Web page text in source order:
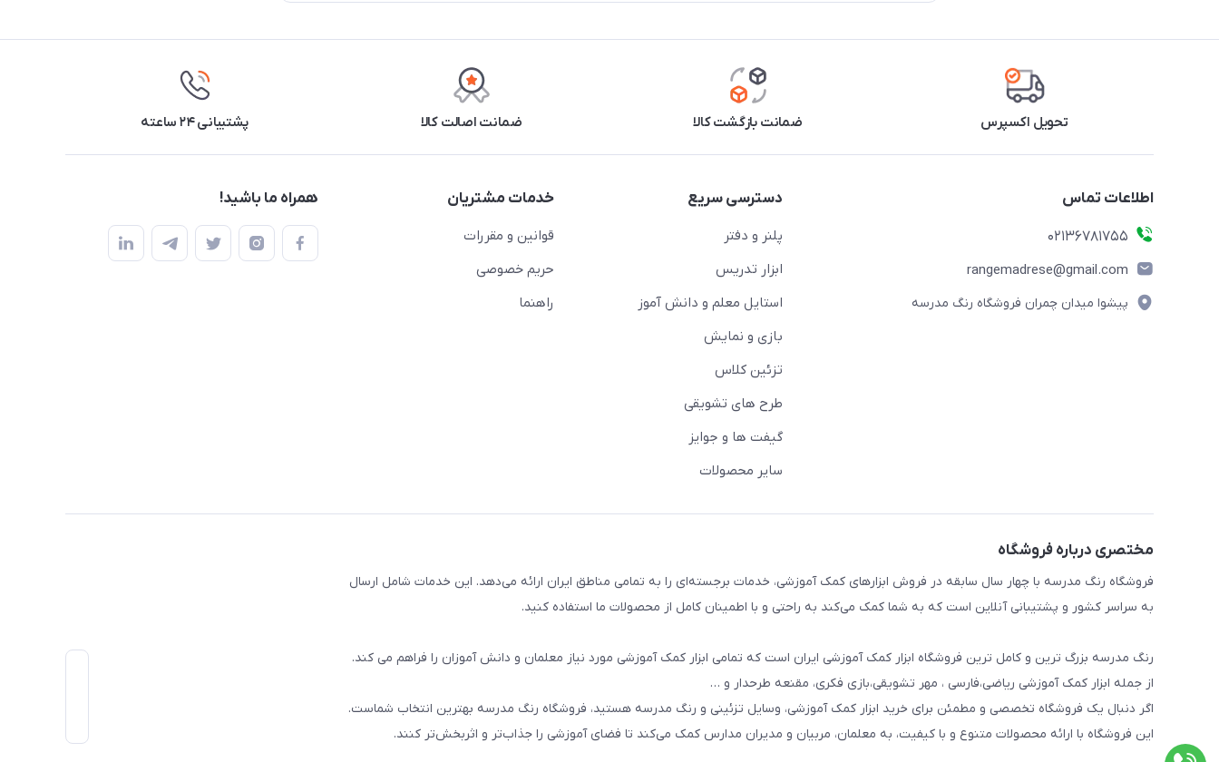
تحویل اکسپرس ضمانت بازگشت کالا ضمانت اصالت کالا پشتیبانی ۲۴ ساعته
اطلاعات تماس
02136781755
rangemadrese@gmail.com
پیشوا میدان چمران فروشگاه رنگ مدرسه
دسترسی سریع
پلنر و دفتر
ابزار تدریس
استایل معلم و دانش آموز
بازی و نمایش
تزئین کلاس
طرح های تشویقی
گیفت ها و جوایز
سایر محصولات
خدمات مشتریان
قوانین و مقررات
حریم خصوصی
راهنما
همراه ما باشید!
مختصری درباره فروشگاه
فروشگاه رنگ مدرسه با چهار سال سابقه در فروش ابزارهای کمک آموزشی، خدمات برجسته‌ای را به تمامی مناطق ایران ارائه می‌دهد. این خدمات شامل ارسال
به سراسر کشور و پشتیبانی آنلاین است که به شما کمک می‌کند به راحتی و با اطمینان کامل از محصولات ما استفاده کنید.
رنگ مدرسه بزرگ ترین و کامل ترین فروشگاه ابزار کمک آموزشی ایران است که تمامی ابزار کمک آموزشی مورد نیاز معلمان و دانش آموزان را فراهم می کند.
از جمله ابزار کمک آموزشی ریاضی،فارسی ، مهر تشویقی،بازی فکری، مقنعه طرحدار و …
اگر دنبال یک فروشگاه تخصصی و مطمئن برای خرید ابزار کمک آموزشی، وسایل تزئینی و رنگ مدرسه هستید، فروشگاه رنگ مدرسه بهترین انتخاب شماست.
این فروشگاه با ارائه محصولات متنوع و با کیفیت، به معلمان، مربیان و مدیران مدارس کمک می‌کند تا فضای آموزشی را جذاب‌تر و اثربخش‌تر کنند.